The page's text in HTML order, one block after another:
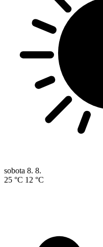
sobota 8. 8.
25 °C 12 °C